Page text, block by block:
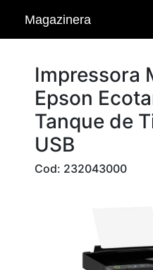
Magazinera
Impressora
Epson
Tanque de
USB
Cod: 232043000